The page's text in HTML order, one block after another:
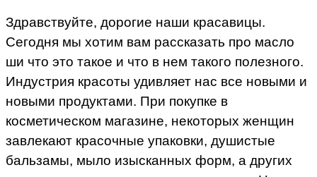
Здравствуйте, дорогие наши красавицы.
Сегодня мы хотим вам рассказать про масло
ши что это такое и что в нем такого полезного.
Индустрия красоты удивляет нас все новыми и
новыми продуктами. При покупке в
косметическом магазине, некоторых женщин
завлекают красочные упаковки, душистые
бальзамы, мыло изысканных форм, а других